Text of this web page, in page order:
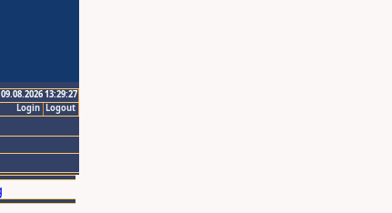
13:29:27
Logout
Login